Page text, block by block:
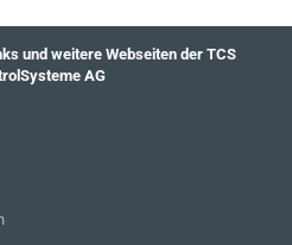
und weitere Webseiten der TCS
AG